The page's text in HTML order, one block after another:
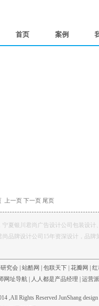
首页 案例
上一页 下一页 尾页
夏银川君尚广告设计公司包装设
品牌设计公司15年资深设计，品
究会 站酷网 包联天下 花瓣网
网址导航 人人都是产品经理 运营派
,All Rights Reserved JunShang